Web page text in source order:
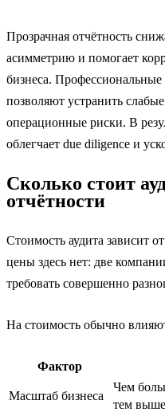
Прозрачная отчётность
асимметрию и помогает
бизнеса.
позволяют устранить
операционные риски. В
облегчает due diligence и
Сколько стоит
отчётности
Стоимость аудита зависит
цены здесь нет: две
требовать совершенно
На стоимость обычно
Фактор
Масштаб бизнеса
Чем
тем